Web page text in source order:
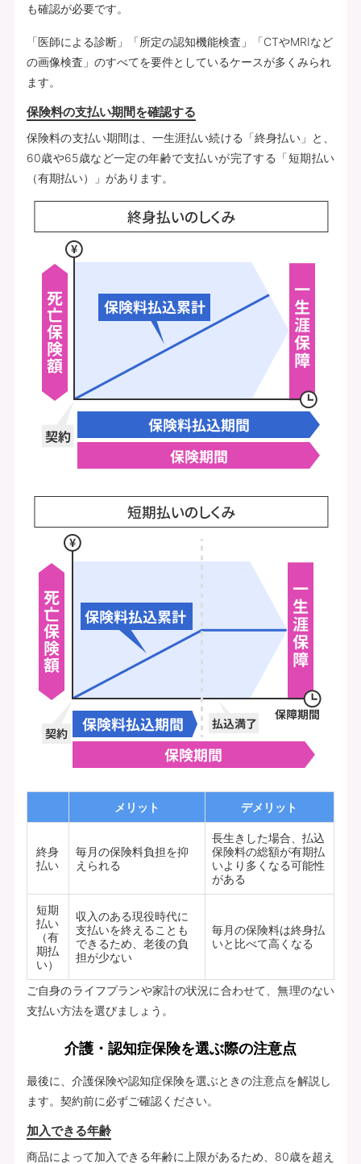
も確認が必要です。
「医師による診断」「所定の認知機能検査」「CTやMRIなど
の画像検査」のすべてを要件としているケースが多くみられ
ます。
保険料の支払い期間を確認する
保険料の支払い期間は、一生涯払い続ける「終身払い」と、
60歳や65歳など一定の年齢で支払いが完了する「短期払い
（有期払い）」があります。
メリット デメリット
終身
払い
毎月の保険料負担を抑
えられる
長生きした場合、払込
保険料の総額が有期払
いより多くなる可能性
がある
短期
払い
（有
期払
い）
収入のある現役時代に
支払いを終えることも
できるため、老後の負
担が少ない
毎月の保険料は終身払
いと比べて高くなる
ご自身のライフプランや家計の状況に合わせて、無理のない
支払い方法を選びましょう。
介護・認知症保険を選ぶ際の注意点
最後に、介護保険や認知症保険を選ぶときの注意点を解説し
ます。契約前に必ずご確認ください。
加入できる年齢
商品によって加入できる年齢に上限があるため、80歳を超え